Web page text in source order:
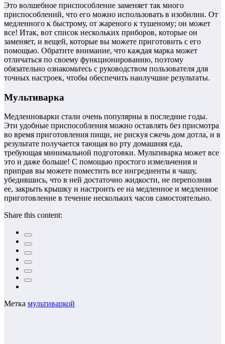
Это волшебное приспособление заменяет так много
приспособлений, что его можно использовать в изобилии. От
медленного к быстрому, от жареного к тушеному; он может
все! Итак, вот список нескольких приборов, которые он
заменяет, и вещей, которые вы можете приготовить с его
помощью. Обратите внимание, что каждая марка может
отличаться по своему функционированию, поэтому
обязательно ознакомьтесь с руководством пользователя для
точных настроек, чтобы обеспечить наилучшие результаты.
Мультиварка
Медленноварки стали очень популярны в последние годы.
Эти удобные приспособления можно оставлять без присмотра
во время приготовления пищи, не рискуя сжечь дом дотла, и в
результате получается тающая во рту домашняя еда,
требующая минимальной подготовки. Мультиварка может все
это и даже больше! С помощью простого измельчения и
приправ вы можете поместить все ингредиенты в чашу,
убедившись, что в ней достаточно жидкости, не переполняя
ее, закрыть крышку и настроить ее на медленное и медленное
приготовление в течение нескольких часов самостоятельно.
Share this content:
Метка мультиваркой